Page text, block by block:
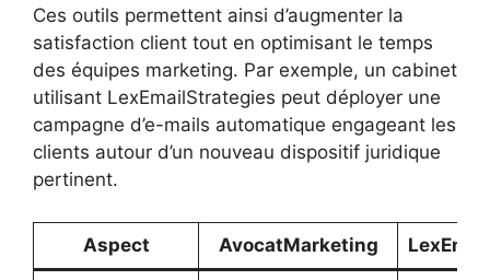
Ces outils permettent ainsi d’augmenter la
satisfaction client tout en optimisant le temps
des équipes marketing. Par exemple, un cabinet
utilisant LexEmailStrategies peut déployer une
campagne d’e-mails automatique engageant les
clients autour d’un nouveau dispositif juridique
pertinent.
Aspect AvocatMarketing